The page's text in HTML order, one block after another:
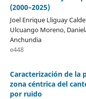
(2000–2025)
Joel Enrique Lliguay
Ulcuango Moreno,
Anchundia
e448
Caracterización de la
zona céntrica del
por ruido